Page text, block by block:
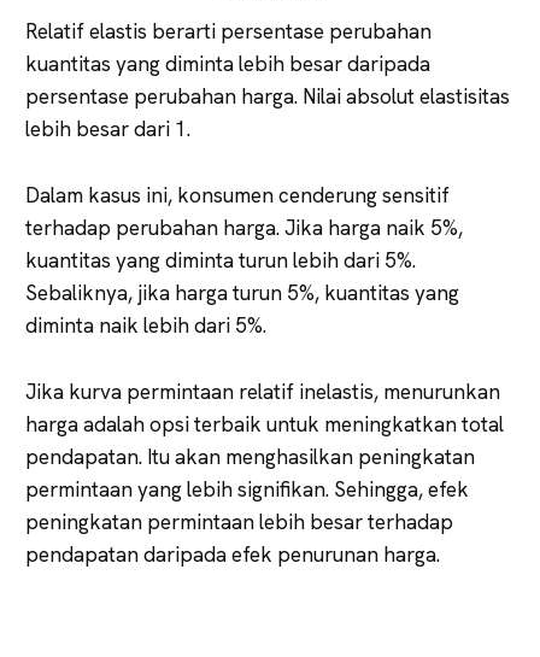
Relatif elastis berarti persentase perubahan
kuantitas yang diminta lebih besar daripada
persentase perubahan harga. Nilai absolut elastisitas
lebih besar dari 1.
Dalam kasus ini, konsumen cenderung sensitif
terhadap perubahan harga. Jika harga naik 5%,
kuantitas yang diminta turun lebih dari 5%.
Sebaliknya, jika harga turun 5%, kuantitas yang
diminta naik lebih dari 5%.
Jika kurva permintaan relatif inelastis, menurunkan
harga adalah opsi terbaik untuk meningkatkan total
pendapatan. Itu akan menghasilkan peningkatan
permintaan yang lebih signifikan. Sehingga, efek
peningkatan permintaan lebih besar terhadap
pendapatan daripada efek penurunan harga.